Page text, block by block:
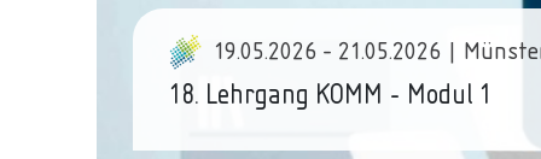
19.05.2026 - 21.05.2026 |
18. Lehrgang KOMM - Modul 1